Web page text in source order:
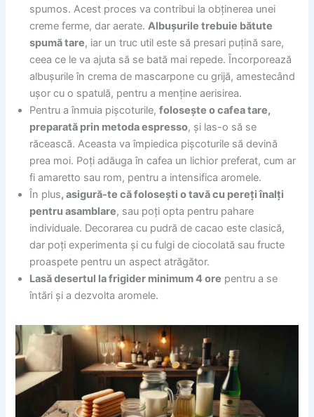
spumos. Acest proces va contribui la obținerea unei
creme ferme, dar aerate.Albușurile trebuie bătute
spumă tare, iar un truc util este să presari puțină sare,
ceea ce le va ajuta să se bată mai repede. Încorporează
albușurile în crema de mascarpone cu grijă, amestecând
ușor cu o spatulă, pentru a menține aerisirea.
Pentru a înmuia pișcoturile,folosește o cafea tare,
preparată prin metoda espresso, și las-o să se
răcească. Aceasta va împiedica pișcoturile să devină
prea moi. Poți adăuga în cafea un lichior preferat, cum ar
fi amaretto sau rom, pentru a intensifica aromele.
În plus, asigură-te că folosești o tavă cu pereți înalți
pentru asamblare, sau poți opta pentru pahare
individuale. Decorarea cu pudră de cacao este clasică,
dar poți experimenta și cu fulgi de ciocolată sau fructe
proaspete pentru un aspect atrăgător.
Lasă desertul la frigider minimum 4 ore pentru a se
întări și a dezvolta aromele.